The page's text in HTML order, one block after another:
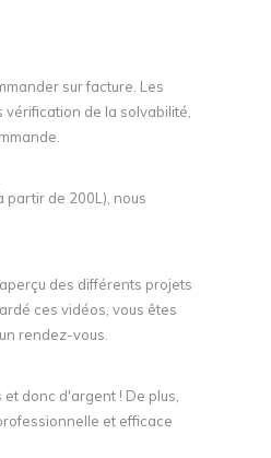
sur facture. Les
vérification de la solvabilité,
partir de 200L), nous
des différents projets
ces vidéos, vous êtes
rendez-vous.
donc d'argent ! De plus,
et efficace